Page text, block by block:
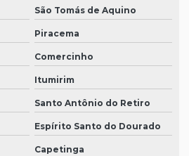
São Tomás de Aquino
Piracema
Comercinho
Itumirim
Santo Antônio do Retiro
Espírito Santo do Dourado
Capetinga